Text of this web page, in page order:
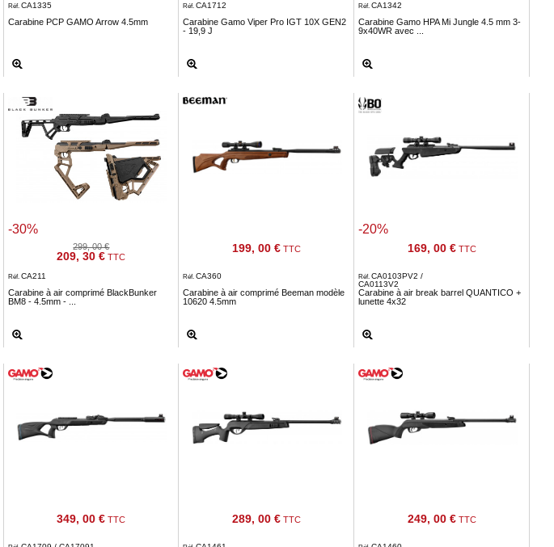
Carabine PCP GAMO Arrow 4.5mm
Réf. CA1335
Carabine Gamo Viper Pro IGT 10X GEN2
- 19,9 J
Réf.CA1712
Carabine Gamo HPA Mi Jungle 4.5 mm 3-
9x40WR avec ...
Réf.CA1342
299, 00 €
209, 30 € TTC
-30%
Carabine à air comprimé BlackBunker
BM8 - 4.5mm - ...
Réf. CA211
199, 00 € TTC
Carabine à air comprimé Beeman modèle
10620 4.5mm
Réf.CA360
169, 00 € TTC
-20%
Carabine à air break barrel QUANTICO +
lunette 4x32
Réf.CA0103PV2 /
CA0113V2
349, 00 € TTC 289, 00 € TTC 249, 00 € TTC